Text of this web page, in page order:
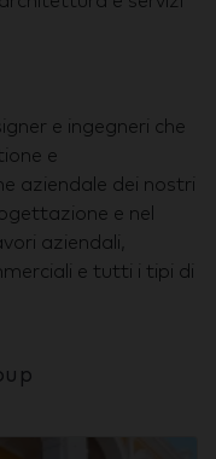
e ingegneri che
e
aziendale dei nostri
e nel
aziendali,
e tutti i tipi di